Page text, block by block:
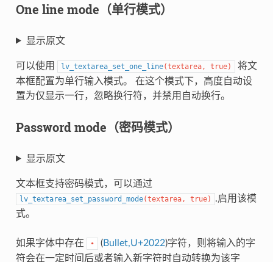
One line mode（单行模式）
显示原文
可以使用 lv_textarea_set_one_line(textarea, true)
将文
本框配置为单行输入模式。 在这个模式下，高度自动设
置为仅显示一行，忽略换行符，并禁用自动换行。
Password mode（密码模式）
显示原文
文本框支持密码模式，可以通过
lv_textarea_set_password_mode(textarea, true)
.启用该模
式。
如果字体中存在 • (Bullet,U+2022)字符，则将输入的字
符会在一定时间后或者输入新字符时自动转换为该字